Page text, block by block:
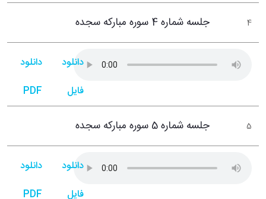
4 جلسه شماره 4 سوره مبارکه سجده
دانلود
فایل
دانلود
PDF
5 جلسه شماره 5 سوره مبارکه سجده
دانلود
فایل
دانلود
PDF